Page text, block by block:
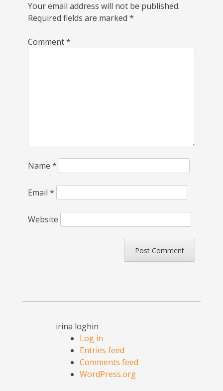
Your email address will not be published.
Required fields are marked *
Comment*
Name *
Email *
Website
irina loghin
Log in
Entries feed
Comments feed
WordPress.org